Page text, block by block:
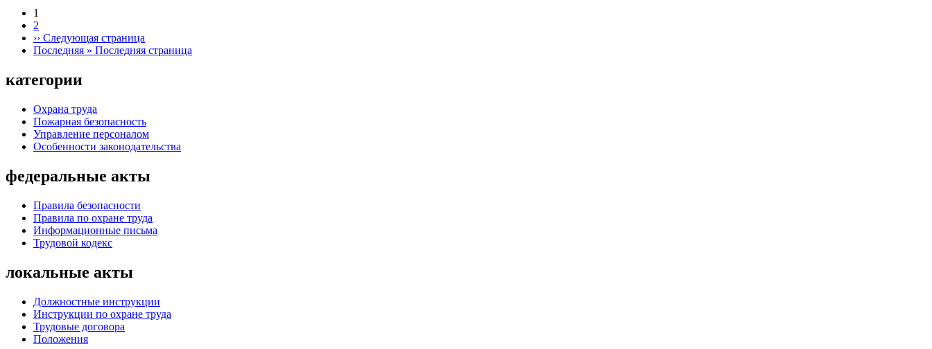
1
2
›› Следующая страница
Последняя » Последняя страница
категории
Охрана труда
Пожарная безопасность
Управление персоналом
Особенности законодательства
федеральные акты
Правила безопасности
Правила по охране труда
Информационные письма
Трудовой кодекс
локальные акты
Должностные инструкции
Инструкции по охране труда
Трудовые договора
Положения